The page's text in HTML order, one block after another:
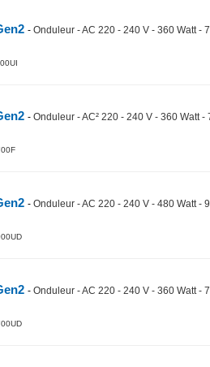
- Onduleur - AC 220 - 240 V - 360 Watt -
- Onduleur - AC² 220 - 240 V - 360 Watt
- Onduleur - AC 220 - 240 V - 480 Watt -
- Onduleur - AC 220 - 240 V - 360 Watt -